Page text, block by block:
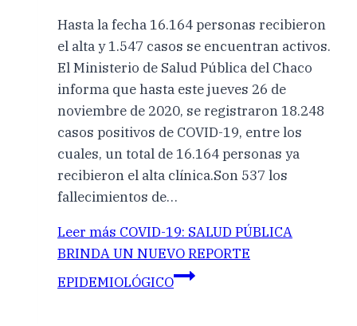
Hasta la fecha 16.164 personas recibieron
el alta y 1.547 casos se encuentran activos.
El Ministerio de Salud Pública del Chaco
informa que hasta este jueves 26 de
noviembre de 2020, se registraron 18.248
casos positivos de COVID-19, entre los
cuales, un total de 16.164 personas ya
recibieron el alta clínica.Son 537 los
fallecimientos de…
Leer más COVID-19: SALUD PÚBLICA
BRINDA UN NUEVO REPORTE
EPIDEMIOLÓGICO